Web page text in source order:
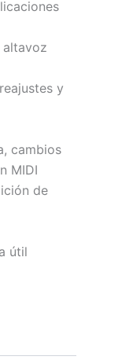
altavoz
y
cambios
MIDI
de
útil